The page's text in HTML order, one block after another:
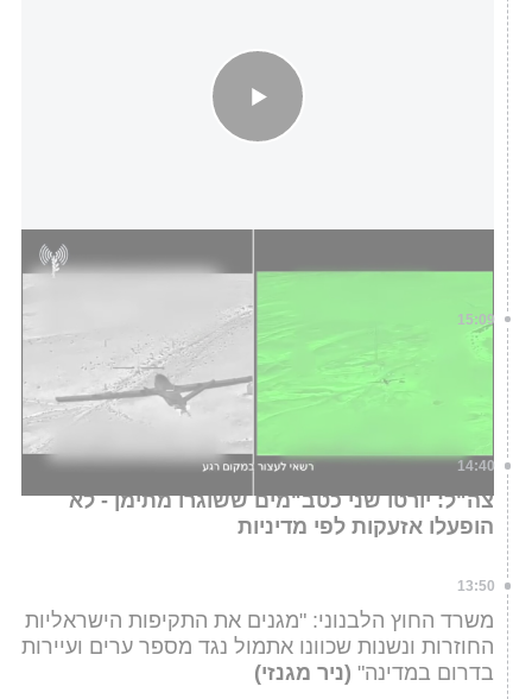
15:09
דיווח בלבנון: הצבא לא מתכוון להתחייב לתאריך
תחילת יישון אמברגו הנשק על חיבזאללה (ניר
14:40
צה"ל: יורטו שני כטב"מים ששוגרו מתימן - לא
הופעלו אזעקות לפי מדיניות
13:50
משרד החוץ הלבנוני: "מגנים את התקיפות הישראליות
החוזרות ונשנות שכוונו אתמול נגד מספר ערים ועיירות
בדרום במדינה" (ניר מגנזי)